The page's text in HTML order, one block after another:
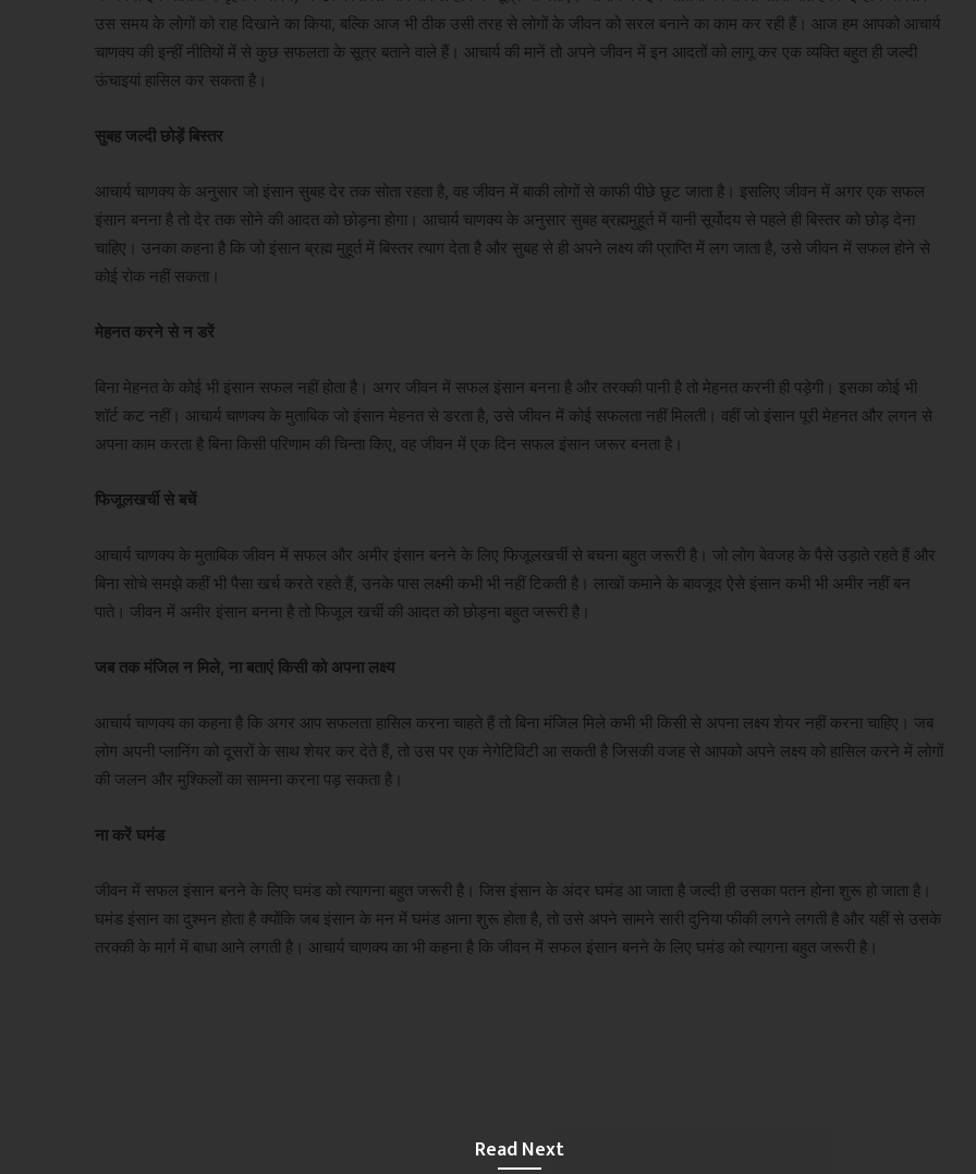
उस समय के लोगों को राह दिखाने का किया, बल्कि आज भी ठीक उसी तरह से लोगों के जीवन को सरल बनाने का काम कर रही हैं। आज हम आपको आचार्य
चाणक्य की इन्हीं नीतियों में से कुछ सफलता के सूत्र बताने वाले हैं। आचार्य की मानें तो अपने जीवन में इन आदतों को लागू कर एक व्यक्ति बहुत ही जल्दी
ऊंचाइयां हासिल कर सकता है।
सुबह जल्दी छोड़ें बिस्तर
आचार्य चाणक्य के अनुसार जो इंसान सुबह देर तक सोता रहता है, वह जीवन में बाकी लोगों से काफी पीछे छूट जाता है। इसलिए जीवन में अगर एक सफल
इंसान बनना है तो देर तक सोने की आदत को छोड़ना होगा। आचार्य चाणक्य के अनुसार सुबह ब्रह्ममुहूर्त में यानी सूर्योदय से पहले ही बिस्तर को छोड़ देना
चाहिए। उनका कहना है कि जो इंसान ब्रह्म मुहूर्त में बिस्तर त्याग देता है और सुबह से ही अपने लक्ष्य की प्राप्ति में लग जाता है, उसे जीवन में सफल होने से
कोई रोक नहीं सकता।
मेहनत करने से न डरें
बिना मेहनत के कोई भी इंसान सफल नहीं होता है। अगर जीवन में सफल इंसान बनना है और तरक्की पानी है तो मेहनत करनी ही पड़ेगी। इसका कोई भी
शॉर्ट कट नहीं। आचार्य चाणक्य के मुताबिक जो इंसान मेहनत से डरता है, उसे जीवन में कोई सफलता नहीं मिलती। वहीं जो इंसान पूरी मेहनत और लगन से
अपना काम करता है बिना किसी परिणाम की चिन्ता किए, वह जीवन में एक दिन सफल इंसान जरूर बनता है।
फिजूलखर्ची से बचें
आचार्य चाणक्य के मुताबिक जीवन में सफल और अमीर इंसान बनने के लिए फिजूलखर्ची से बचना बहुत जरूरी है। जो लोग बेवजह के पैसे उड़ाते रहते हैं और
बिना सोचे समझे कहीं भी पैसा खर्च करते रहते हैं, उनके पास लक्ष्मी कभी भी नहीं टिकती है। लाखों कमाने के बावजूद ऐसे इंसान कभी भी अमीर नहीं बन
पाते। जीवन में अमीर इंसान बनना है तो फिजूल खर्ची की आदत को छोड़ना बहुत जरूरी है।
जब तक मंजिल न मिले, ना बताएं किसी को अपना लक्ष्य
आचार्य चाणक्य का कहना है कि अगर आप सफलता हासिल करना चाहते हैं तो बिना मंजिल मिले कभी भी किसी से अपना लक्ष्य शेयर नहीं करना चाहिए। जब
लोग अपनी प्लानिंग को दूसरों के साथ शेयर कर देते हैं, तो उस पर एक नेगेटिविटी आ सकती है जिसकी वजह से आपको अपने लक्ष्य को हासिल करने में लोगों
की जलन और मुश्किलों का सामना करना पड़ सकता है।
ना करें घमंड
जीवन में सफल इंसान बनने के लिए घमंड को त्यागना बहुत जरूरी है। जिस इंसान के अंदर घमंड आ जाता है जल्दी ही उसका पतन होना शुरू हो जाता है।
घमंड इंसान का दुश्मन होता है क्योंकि जब इंसान के मन में घमंड आना शुरू होता है, तो उसे अपने सामने सारी दुनिया फीकी लगने लगती है और यहीं से उसके
तरक्की के मार्ग में बाधा आने लगती है। आचार्य चाणक्य का भी कहना है कि जीवन में सफल इंसान बनने के लिए घमंड को त्यागना बहुत जरूरी है।
Read Next